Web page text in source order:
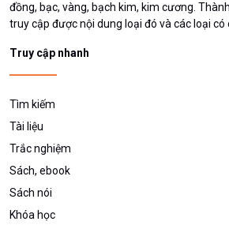
đồng, bạc, vàng, bạch kim, kim cương.
truy cập được nội dung loại đó và các loại có
Truy cập nhanh
Tìm kiếm
Tài liệu
Trắc nghiệm
Sách, ebook
Sách nói
Khóa học